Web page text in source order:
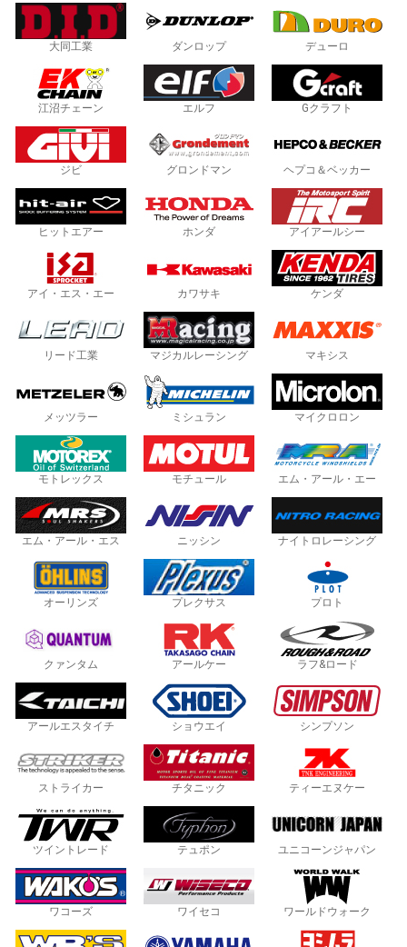
大同工業 ダンロップ デューロ
江沼チェーン エルフ Gクラフト
ジビ グロンドマン ヘプコ＆ベッカー
ヒットエアー ホンダ アイアールシー
アイ・エス・エー カワサキ ケンダ
リード工業 マジカルレーシング マキシス
メッツラー ミシュラン マイクロロン
モトレックス モチュール エム・アール・エー
エム・アール・エス ニッシン ナイトロレーシング
オーリンズ プレクサス プロト
クァンタム アールケー ラフ&ロード
アールエスタイチ ショウエイ シンプソン
ストライカー チタニック ティーエヌケー
ツイントレード テュポン ユニコーンジャパン
ワコーズ ワイセコ ワールドウォーク